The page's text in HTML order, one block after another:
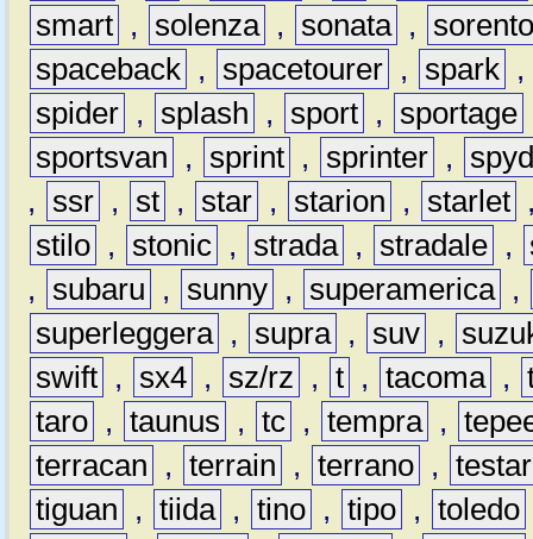
smart , solenza , sonata ,
spaceback , spacetourer , spark ,
spider , splash , sport , sportage
sportsvan
, sprint , sprinter ,
,
ssr , st , star , starion , starlet
stilo , stonic , strada , stradale ,
,
subaru , sunny , superamerica ,
superleggera , supra , suv ,
swift , sx4 , sz/rz , t , tacoma ,
taro , taunus , tc , tempra ,
terracan
, terrain , terrano ,
tiguan
, tiida , tino , tipo , toledo